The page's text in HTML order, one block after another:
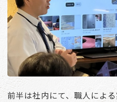
前半は社内にて、職人によ